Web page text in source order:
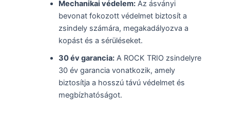
Mechanikai védelem:Az ásványi
bevonat fokozott védelmet biztosít a
zsindely számára, megakadályozva a
kopást és a sérüléseket.
30 év garancia:A ROCK TRIO zsindelyre
30 év garancia vonatkozik, amely
biztosítja a hosszú távú védelmet és
megbízhatóságot.